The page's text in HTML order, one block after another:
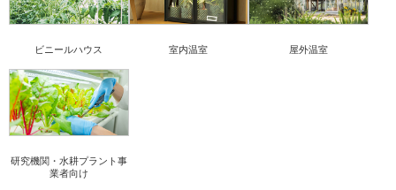
ビニールハウス 室内温室 屋外温室
研究機関・水耕プラント事
業者向け